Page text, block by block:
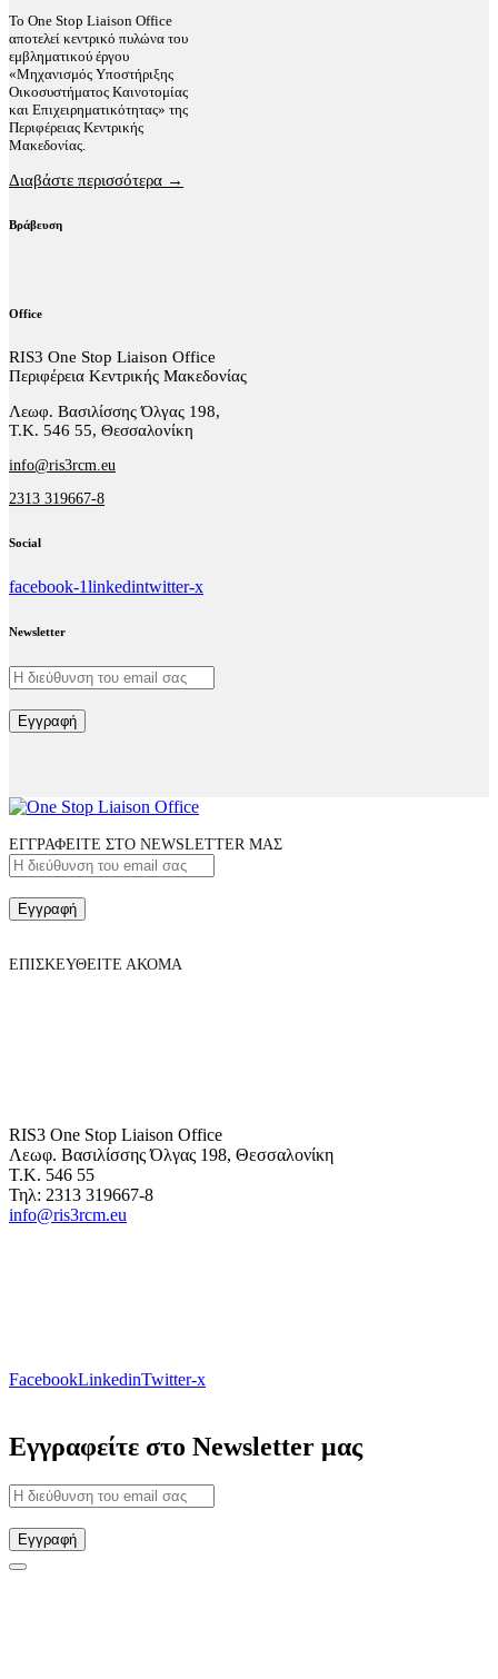
Το One Stop Liaison Office
αποτελεί κεντρικό πυλώνα του
εμβληματικού έργου
«Μηχανισμός Υποστήριξης
Οικοσυστήματος Καινοτομίας
και Επιχειρηματικότητας» της
Περιφέρειας Κεντρικής
Μακεδονίας.
Διαβάστε περισσότερα →
Βράβευση
Office
RIS3 One Stop Liaison Office
Περιφέρεια Κεντρικής Μακεδονίας
Λεωφ. Βασιλίσσης Όλγας 198,
Τ.Κ. 546 55, Θεσσαλονίκη
info@ris3rcm.eu
2313 319667-8
Social
facebook-1linkedintwitter-x
Newsletter
Εγγραφή
ΕΓΓΡΑΦΕΙΤΕ ΣΤΟ NEWSLETTER ΜΑΣ
Εγγραφή
ΕΠΙΣΚΕΥΘΕΙΤΕ ΑΚΟΜΑ
RIS3 One Stop Liaison Office
Λεωφ. Βασιλίσσης Όλγας 198, Θεσσαλονίκη
Τ.Κ. 546 55
Τηλ: 2313 319667-8
info@ris3rcm.eu
FacebookLinkedinTwitter-x
Εγγραφείτε στο Newsletter μας
Εγγραφή